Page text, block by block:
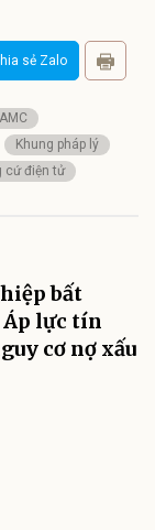
sẻ Zalo
Khung pháp lý
cứ điện tử
bất
Áp lực tín
cơ nợ xấu